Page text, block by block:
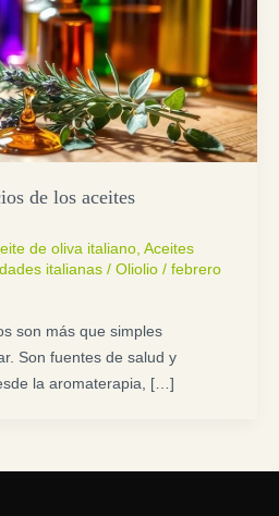
de los aceites
de oliva italiano, Aceites
italianas/ Oliolio / febrero
son más que simples
Son fuentes de salud y
la aromaterapia, […]